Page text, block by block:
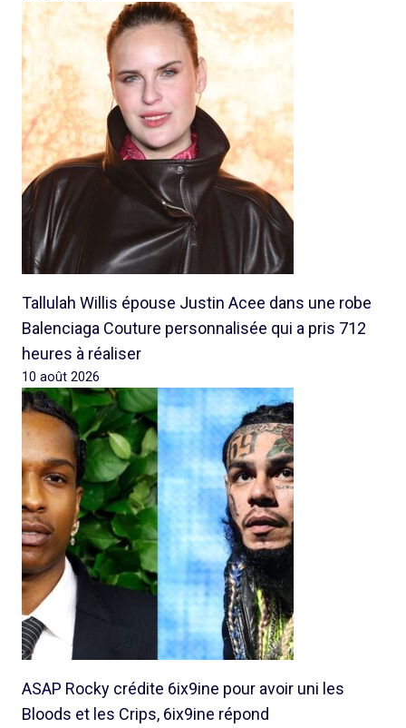
Tallulah Willis épouse Justin Acee dans une robe
Balenciaga Couture personnalisée qui a pris 712
heures à réaliser
10 août 2026
ASAP Rocky crédite 6ix9ine pour avoir uni les
Bloods et les Crips, 6ix9ine répond